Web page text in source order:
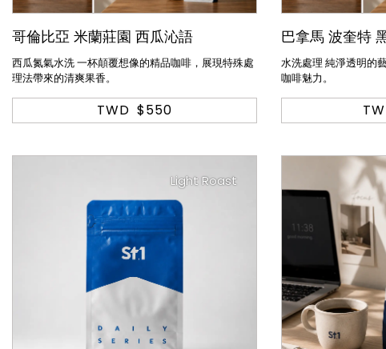
哥倫比亞 米蘭莊園 西瓜沁語
西瓜氮氣水洗 一杯顛覆想像的精品咖啡，展現特殊處
理法帶來的清爽果香。
TWD $550
巴拿馬 波奎特
水洗處理 純淨透明的
咖啡魅力。
Light Roast